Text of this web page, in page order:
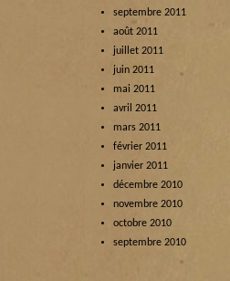
septembre 2011
août 2011
juillet 2011
juin 2011
mai 2011
avril 2011
mars 2011
février 2011
janvier 2011
décembre 2010
novembre 2010
octobre 2010
septembre 2010